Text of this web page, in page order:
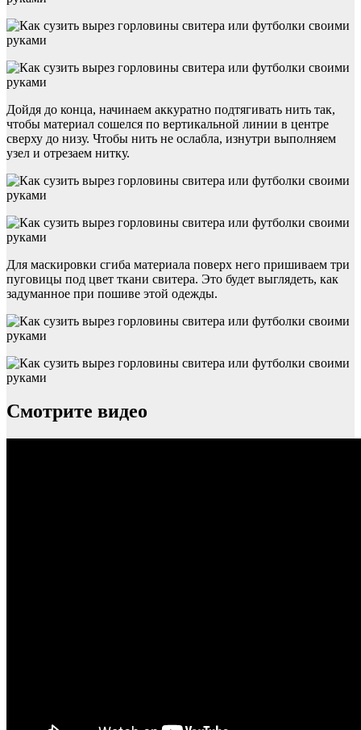
Дойдя до конца, начинаем аккуратно подтягивать нить так,
чтобы материал сошелся по вертикальной линии в центре
сверху до низу. Чтобы нить не ослабла, изнутри выполняем
узел и отрезаем нитку.
Для маскировки сгиба материала поверх него пришиваем три
пуговицы под цвет ткани свитера. Это будет выглядеть, как
задуманное при пошиве этой одежды.
Смотрите видео